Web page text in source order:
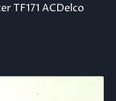
TF171 ACDelco